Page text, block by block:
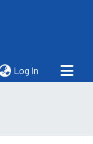
Log In (current)